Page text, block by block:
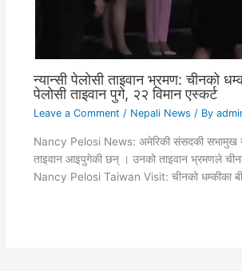
न्यान्सी पेलोसी ताइवान भ्रमण: चीनको
पेलोसी ताइवान पुगे, २२ विमान एस्कर्ट
Leave a Comment / Nepali News / By
Nancy Pelosi News: अमेरिकी संसदकी सभामुख
ताइवान आइपुगेकी छन् । उनको ताइवान भ्रमणले
Nancy Pelosi Taiwan Visit: चीनको धम्कीका